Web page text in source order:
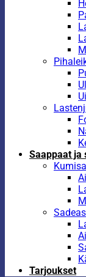
Saappaat ja
Tarjoukset